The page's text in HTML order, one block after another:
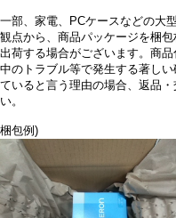
一部、家電、PCケースなどの大
観点から、商品パッケージを梱
出荷する場合がございます。商
中のトラブル等で発生する著し
ていると言う理由の場合、返品
い。
梱包例)